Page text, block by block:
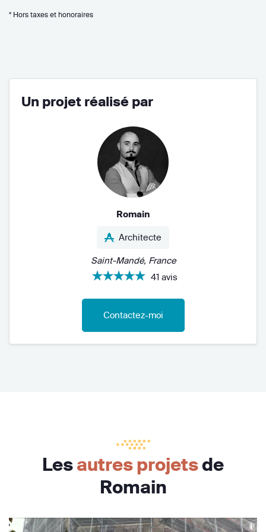
* Hors taxes et honoraires
Un projet réalisé par
Romain
Architecte
Saint-Mandé, France
41 avis
Contactez-moi
Lesautres projetsde
Romain